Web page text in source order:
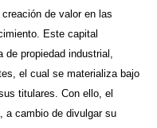
de valor en las
Este capital
propiedad industrial,
el cual se materializa bajo
titulares. Con ello, el
a cambio de divulgar su